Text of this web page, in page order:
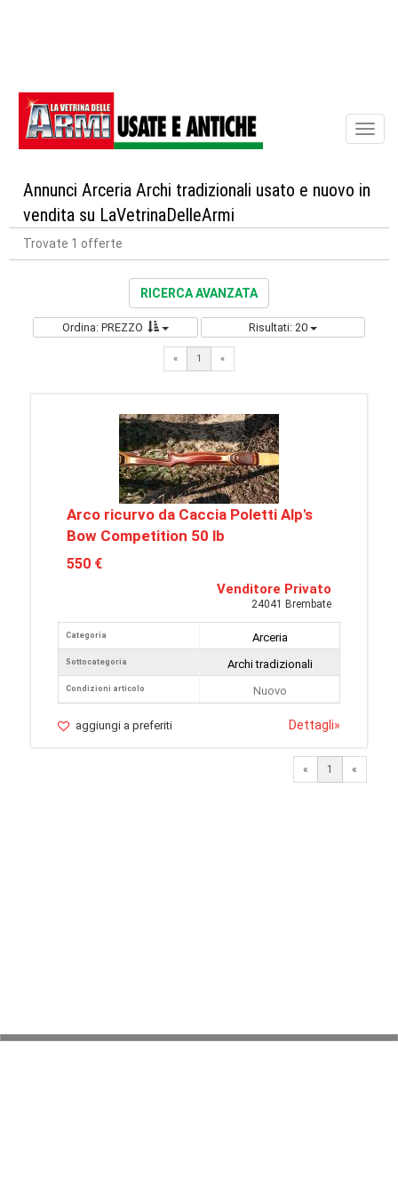
Annunci Arceria Archi tradizionali usato e nuovo in
vendita su LaVetrinaDelleArmi
Trovate 1 offerte
RICERCA AVANZATA
Ordina: PREZZO Risultati: 20
« 1 «
Arco ricurvo da Caccia Poletti Alp's
Bow Competition 50 lb
550 €
Venditore Privato
24041 Brembate
Categoria
Sottocategoria
Condizioni articolo
Arceria
Archi tradizionali
Nuovo
aggiungi a preferiti Dettagli»
« 1 «